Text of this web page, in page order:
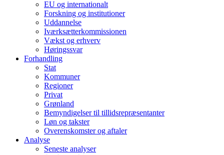
EU og internationalt
Forskning og institutioner
Uddannelse
Iværksætterkommissionen
Vækst og erhverv
Høringssvar
Forhandling
Stat
Kommuner
Regioner
Privat
Grønland
Bemyndigelser til tillidsrepræsentanter
Løn og takster
Overenskomster og aftaler
Analyse
Seneste analyser